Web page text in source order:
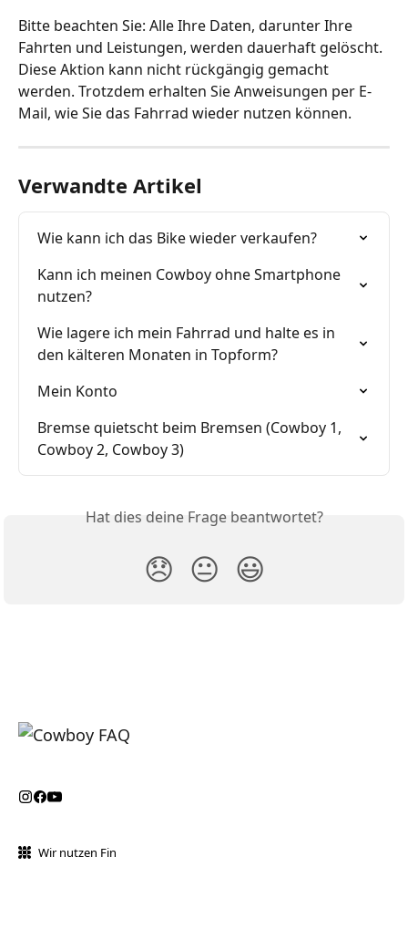
Bitte beachten Sie: Alle Ihre Daten, darunter Ihre
Fahrten und Leistungen, werden dauerhaft gelöscht.
Diese Aktion kann nicht rückgängig gemacht
werden. Trotzdem erhalten Sie Anweisungen per E-
Mail, wie Sie das Fahrrad wieder nutzen können.
Verwandte Artikel
Wie kann ich das Bike wieder verkaufen?
Kann ich meinen Cowboy ohne Smartphone
nutzen?
Wie lagere ich mein Fahrrad und halte es in
den kälteren Monaten in Topform?
Mein Konto
Bremse quietscht beim Bremsen (Cowboy 1,
Cowboy 2, Cowboy 3)
Hat dies deine Frage beantwortet?
😞 😐 😃
Wir nutzen Fin